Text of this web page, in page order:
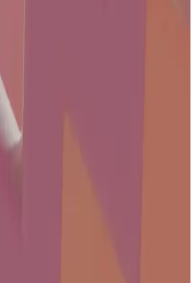
Televizyonlar: Modern Evler
ve Özellikler
yüksek görüntü kalitesi, canlı
özellikleriyle evde eğlenceyi yeni
ve akıllı özellikler, kullanıcıların
sunar.
Modelleri: Teknik Özellikler ve
Göre Karşılaştırma
Televizyonlar Geniş Ekran ve
Ev Eğlencesini Yeniden